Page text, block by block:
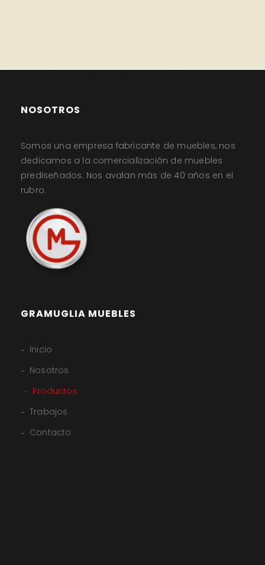
NOSOTROS
Somos una empresa fabricante de muebles, nos
dedicamos a la comercialización de muebles
prediseñados. Nos avalan más de 40 años en el
rubro.
GRAMUGLIA MUEBLES
Inicio
Nosotros
Productos
Trabajos
Contacto